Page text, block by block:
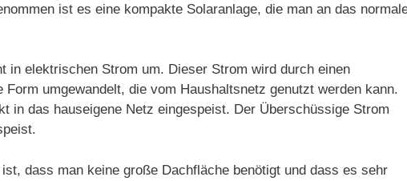
ist es eine kompakte Solaranlage, die man an das
in elektrischen Strom um. Dieser Strom wird durch einen
umgewandelt, die vom Haushaltsnetz genutzt werden kann.
in das hauseigene Netz eingespeist. Der Überschüssige Strom
dass man keine große Dachfläche benötigt und dass es sehr